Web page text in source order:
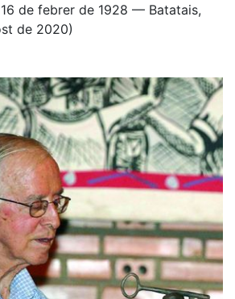
16 de febrer de 1928 — Batatais,
de 2020)